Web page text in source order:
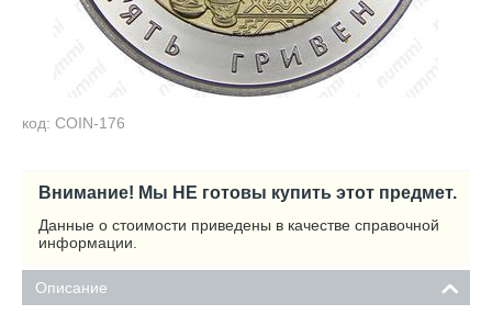
код: COIN-176
Внимание! Мы НЕ готовы купить этот предмет.
Данные о стоимости приведены в качестве справочной
информации.
Описание